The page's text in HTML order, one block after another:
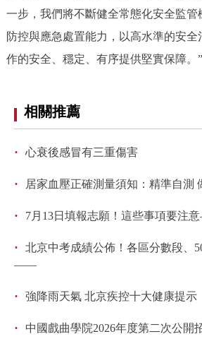
一步，我們將不斷健全常態化安全監管
防控與應急處置能力，以高水準的安
作的安全、穩定、有序提供堅實保障。”
相關推薦
· 心衰後感冒有三重傷害
· 居家血壓正確測量須知：精準自測
· 7月13日填報志願！這些事項要注
·
北京中考成績公佈！各區分數段、
——
· 強降雨天氣 北京疾控十大健康提示
· 中國戲曲學院2026年度第二次公開